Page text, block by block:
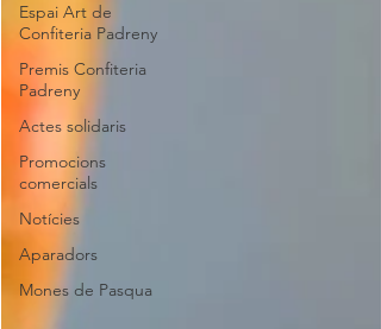
Espai Art de
Confiteria Padreny
Premis Confiteria
Padreny
Actes solidaris
Promocions
comercials
Notícies
Aparadors
Mones de Pasqua